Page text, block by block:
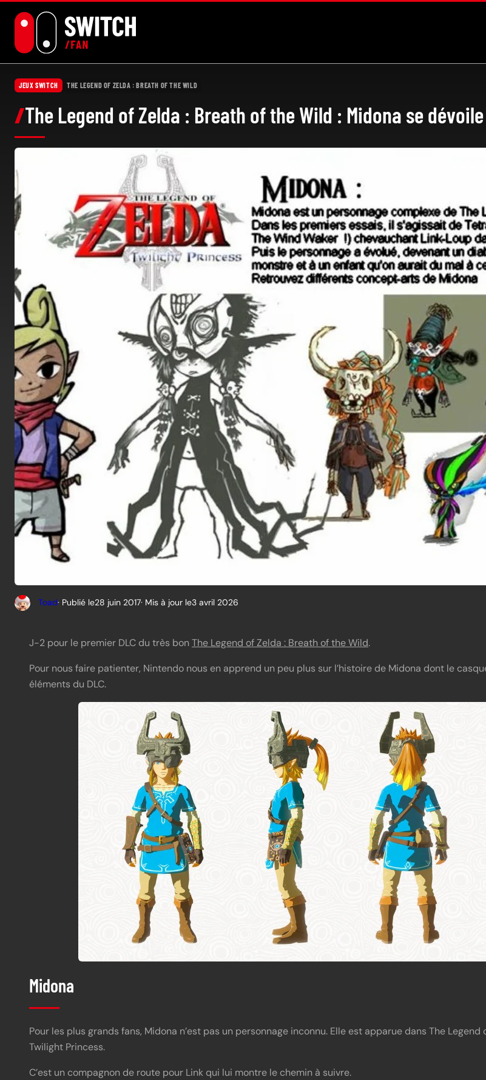
JEUX SWITCH THE LEGEND OF ZELDA : BREATH OF THE WILD
The Legend of Zelda : Breath of the Wild : Midona se
Toad· Publié le28 juin 2017· Mis à jour le3 avril 2026
J-2 pour le premier DLC du très bonThe Legend of Zelda : Breath of the Wild.
Pour nous faire patienter, Nintendo nous en apprend un peu plus sur l’histoire de Midona dont le
éléments du DLC.
Midona
Pour les plus grands fans, Midona n’est pas un personnage inconnu. Elle est apparue dans The Legend
Twilight Princess.
C’est un compagnon de route pour Link qui lui montre le chemin à suivre.